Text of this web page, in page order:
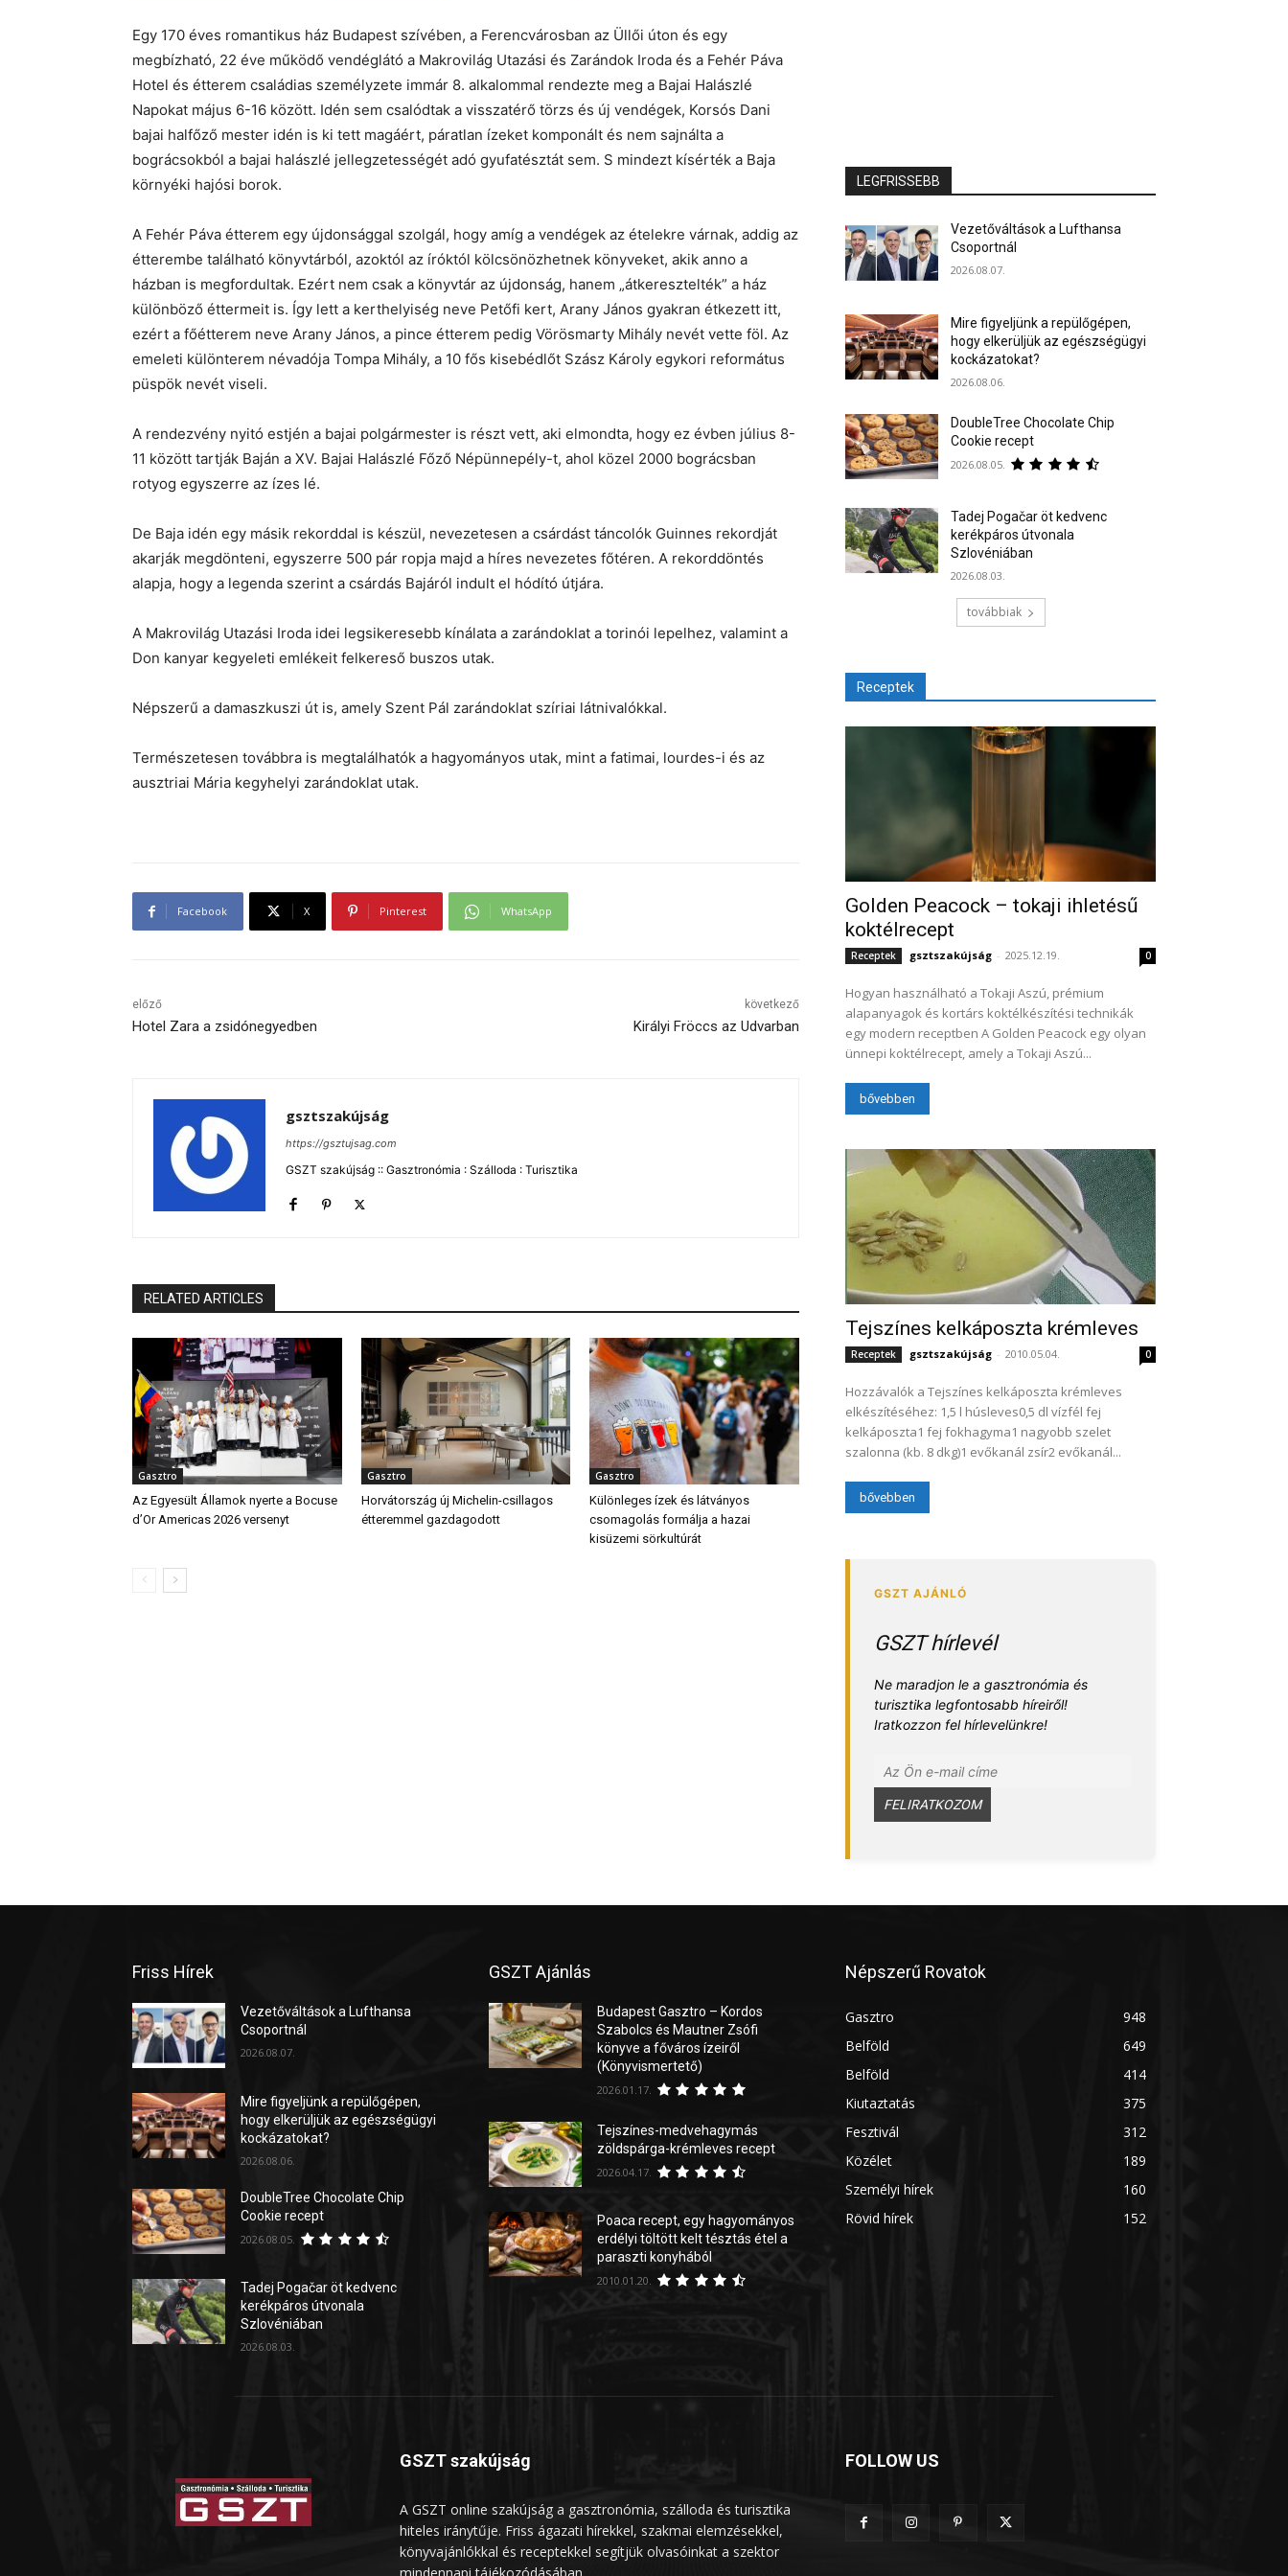
Egy 170 éves romantikus ház Budapest szívében, a Ferencvárosban az Üllői úton és egy
megbízható, 22 éve működő vendéglátó a Makrovilág Utazási és Zarándok Iroda és a Fehér Páva
Hotel és étterem családias személyzete immár 8. alkalommal rendezte meg a Bajai Halászlé
Napokat május 6-16 között. Idén sem csalódtak a visszatérő törzs és új vendégek, Korsós Dani
bajai halfőző mester idén is ki tett magáért, páratlan ízeket komponált és nem sajnálta a
bográcsokból a bajai halászlé jellegzetességét adó gyufatésztát sem. S mindezt kísérték a Baja
környéki hajósi borok.
A Fehér Páva étterem egy újdonsággal szolgál, hogy amíg a vendégek az ételekre várnak, addig az
étterembe található könyvtárból, azoktól az íróktól kölcsönözhetnek könyveket, akik anno a
házban is megfordultak. Ezért nem csak a könyvtár az újdonság, hanem „átkeresztelték” a ház
különböző éttermeit is. Így lett a kerthelyiség neve Petőfi kert, Arany János gyakran étkezett itt,
ezért a főétterem neve Arany János, a pince étterem pedig Vörösmarty Mihály nevét vette föl. Az
emeleti különterem névadója Tompa Mihály, a 10 fős kisebédlőt Szász Károly egykori református
püspök nevét viseli.
A rendezvény nyitó estjén a bajai polgármester is részt vett, aki elmondta, hogy ez évben július 8-
11 között tartják Baján a XV. Bajai Halászlé Főző Népünnepély-t, ahol közel 2000 bográcsban
rotyog egyszerre az ízes lé.
De Baja idén egy másik rekorddal is készül, nevezetesen a csárdást táncolók Guinnes rekordját
akarják megdönteni, egyszerre 500 pár ropja majd a híres nevezetes főtéren. A rekorddöntés
alapja, hogy a legenda szerint a csárdás Bajáról indult el hódító útjára.
A Makrovilág Utazási Iroda idei legsikeresebb kínálata a zarándoklat a torinói lepelhez, valamint a
Don kanyar kegyeleti emlékeit felkereső buszos utak.
Népszerű a damaszkuszi út is, amely Szent Pál zarándoklat szíriai látnivalókkal.
Természetesen továbbra is megtalálhatók a hagyományos utak, mint a fatimai, lourdes-i és az
ausztriai Mária kegyhelyi zarándoklat utak.
Facebook X Pinterest WhatsApp
előző
Hotel Zara a zsidónegyedben
következő
Királyi Fröccs az Udvarban
gsztszakújság
https://gsztujsag.com
GSZT szakújság :: Gasztronómia : Szálloda : Turisztika
RELATED ARTICLES
Gasztro
Az Egyesült Államok nyerte a Bocuse
d’Or Americas 2026 versenyt
Gasztro
Horvátország új Michelin-csillagos
étteremmel gazdagodott
Gasztro
Különleges ízek és látványos
csomagolás formálja a hazai
kisüzemi sörkultúrát
LEGFRISSEBB
Vezetőváltások a Lufthansa
Csoportnál
2026.08.07.
Mire figyeljünk a repülőgépen,
hogy elkerüljük az egészségügyi
kockázatokat?
2026.08.06.
DoubleTree Chocolate Chip
Cookie recept
2026.08.05.
Tadej Pogačar öt kedvenc
kerékpáros útvonala
Szlovéniában
2026.08.03.
továbbiak
Receptek
Golden Peacock – tokaji ihletésű
koktélrecept
Receptek gsztszakújság - 2025.12.19. 0
Hogyan használható a Tokaji Aszú, prémium
alapanyagok és kortárs koktélkészítési technikák
egy modern receptben A Golden Peacock egy olyan
ünnepi koktélrecept, amely a Tokaji Aszú...
bővebben
Tejszínes kelkáposzta krémleves
Receptek gsztszakújság - 2010.05.04. 0
Hozzávalók a Tejszínes kelkáposzta krémleves
elkészítéséhez: 1,5 l húsleves0,5 dl vízfél fej
kelkáposzta1 fej fokhagyma1 nagyobb szelet
szalonna (kb. 8 dkg)1 evőkanál zsír2 evőkanál...
bővebben
GSZT hírlevél
Ne maradjon le a gasztronómia és
turisztika legfontosabb híreiről!
Iratkozzon fel hírlevelünkre!
Friss Hírek
Vezetőváltások a Lufthansa
Csoportnál
2026.08.07.
Mire figyeljünk a repülőgépen,
hogy elkerüljük az egészségügyi
kockázatokat?
2026.08.06.
DoubleTree Chocolate Chip
Cookie recept
2026.08.05.
Tadej Pogačar öt kedvenc
kerékpáros útvonala
Szlovéniában
2026.08.03.
GSZT Ajánlás
Budapest Gasztro – Kordos
Szabolcs és Mautner Zsófi
könyve a főváros ízeiről
(Könyvismertető)
2026.01.17.
Tejszínes-medvehagymás
zöldspárga-krémleves recept
2026.04.17.
Poaca recept, egy hagyományos
erdélyi töltött kelt tésztás étel a
paraszti konyhából
2010.01.20.
Népszerű Rovatok
Gasztro
948
Belföld
649
Belföld
414
Kiutaztatás
375
Fesztivál
312
Közélet
189
Személyi hírek
160
Rövid hírek
152
GSZT szakújság
A GSZT online szakújság a gasztronómia, szálloda és turisztika
hiteles iránytűje. Friss ágazati hírekkel, szakmai elemzésekkel,
könyvajánlókkal és receptekkel segítjük olvasóinkat a szektor
FOLLOW US